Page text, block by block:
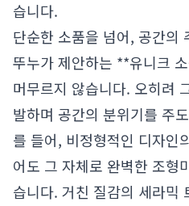
습니다.
단순한 소품을 넘어, 공간의
뚜누가 제안하는 **유니크
머무르지 않습니다. 오히려
발하며 공간의 분위기를 주
를 들어, 비정형적인 디자인
어도 그 자체로 완벽한 조형
습니다. 거친 질감의 세라믹